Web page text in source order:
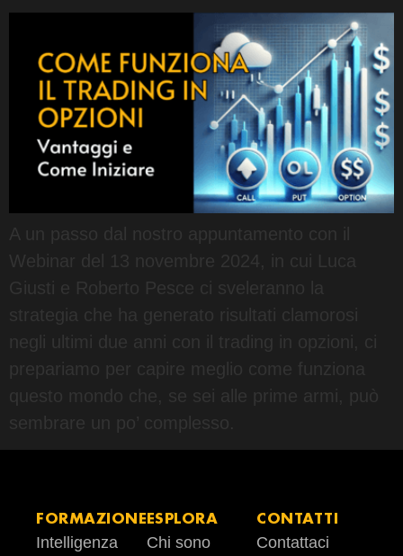
A un passo dal nostro appuntamento con il
Webinar del 13 novembre 2024, in cui Luca
Giusti e Roberto Pesce ci sveleranno la
strategia che ha generato risultati clamorosi
negli ultimi due anni con il trading in opzioni, ci
prepariamo per capire meglio come funziona
questo mondo che, se sei alle prime armi, può
sembrare un po’ complesso.
FORMAZIONE
Intelligenza
ESPLORA
Chi sono
CONTATTI
Contattaci